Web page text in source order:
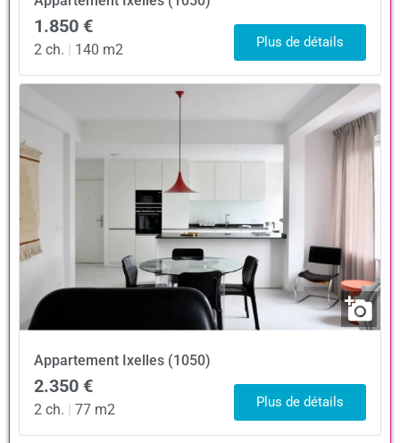
1.850 €
2 ch. | 140 m2 Plus de détails
Appartement Ixelles (1050)
2.350 €
2 ch. 77 m2 Plus de détails